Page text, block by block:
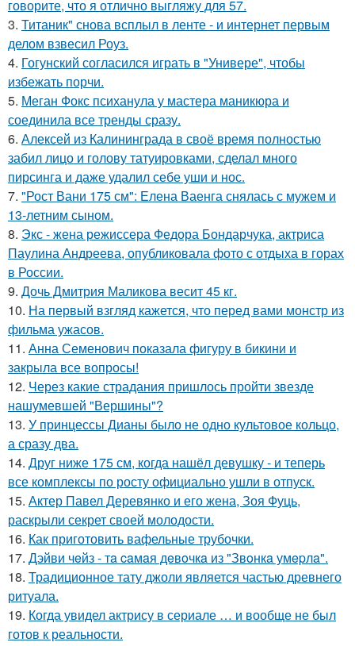
говорите, что я отлично выгляжу для 57.
3. Титаник" снова всплыл в ленте - и интернет первым
делом взвесил Роуз.
4. Гогунский согласился играть в "Универе", чтобы
избежать порчи.
5. Меган Фокс психанула у мастера маникюра и
соединила все тренды сразу.
6. Алексей из Калининграда в своё время полностью
забил лицо и голову татуировками, сделал много
пирсинга и даже удалил себе уши и нос.
7. "Рост Вани 175 см": Елена Ваенга снялась с мужем и
13-летним сыном.
8. Экс - жена режиссера Федора Бондарчука, актриса
Паулина Андреева, опубликовала фото с отдыха в горах
в России.
9. Дочь Дмитрия Маликова весит 45 кг.
10. На первый взгляд кажется, что перед вами монстр из
фильма ужасов.
11. Анна Семенович показала фигуру в бикини и
закрыла все вопросы!
12. Через какие страдания пришлось пройти звезде
нашумевшей "Вершины"?
13. У принцессы Дианы было не одно культовое кольцо,
а сразу два.
14. Друг ниже 175 см, когда нашёл девушку - и теперь
все комплексы по росту официально ушли в отпуск.
15. Актер Павел Деревянко и его жена, Зоя Фуць,
раскрыли секрет своей молодости.
16. Как приготовить вафельные трубочки.
17. Дэйви чeйз - тa caмaя дeвoчкa из "Звoнкa умepлa".
18. Традиционное тату джоли является частью древнего
ритуала.
19. Когда увидел актрису в сериале … и вообще не был
готов к реальности.